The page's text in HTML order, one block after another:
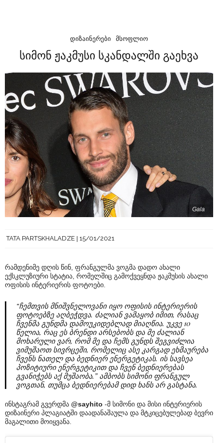
ᲓᲘᲖᲐᲘᲜᲔᲠᲔᲑᲘ ᲛᲡᲝᲤᲚᲘᲝ
სიმონ ჟაკმუსი სკანდალში გაეხვა
Gala
TATA PARTSKHALADZE 15/01/2021
რამდენიმე დღის წინ, ფრანგულმა ვოგმა დადო ახალი
ექსკლუზიური სტატია, რომელშიც გამოქვეყნდა ჟაკმუსის ახალი
ოფისის ინტერიერის ფოტოები.
“ჩემთვის მნიშვნელოვანი იყო ოფისის ინტერიერის
ფოტოებზე აღბეჭდვა. ძალიან ვამაყობ იმით, რასაც
ჩვენმა გუნდმა დამოუკიდებლად მიაღწია. უკვე 10
წელია, რაც ეს ბრენდი არსებობს და მე ძალიან
მოხარული ვარ, რომ მე და ჩემს გუნდს შეგვიძლია
ვიმუშაოთ სივრცეში, რომელიც ასე კარგად ეხმაურება
ჩვენს ნათელ და ბედნიერ ენერგეტიკას. ის სავსეა
პოზიტიური ენერგეტიკით და ჩვენ ბედნიერებას
გვანიჭებს აქ მუშაობა.” ამბობს სიმონი ფრანგულ
ვოგთან, თუმცა ბედნიერებამ დიდ ხანს არ გასტანა.
ინსტაგრამ გვერდმა @sayhito -მ სიმონი და მისი ინტერიერის
დიზაინერი პლაგიატში დაადანაშაულა და მტკიცებულებად ბევრი
მაგალითი მოიყვანა.